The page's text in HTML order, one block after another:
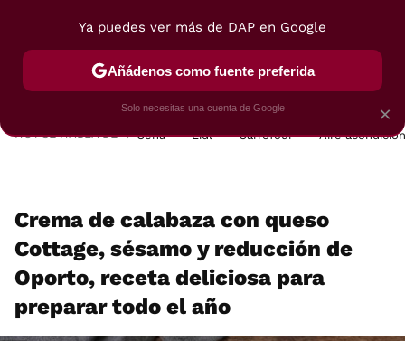
POSTRES VIAJES SELECCIÓN VEGUI
HOY SE HABLA DE Cena Lidl Carrefour Aire
Crema de calabaza con queso
Cottage, sésamo y reducción de
Oporto, receta deliciosa para
preparar todo el año
×
Ya puedes ver más de DAP en Google
Añádenos como fuente preferida
Solo necesitas una cuenta de Google